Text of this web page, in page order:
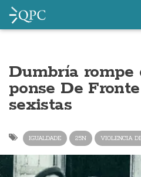
Dumbría rompe
ponse De
sexistas
IGUALDADE 25N VIOLENCIA